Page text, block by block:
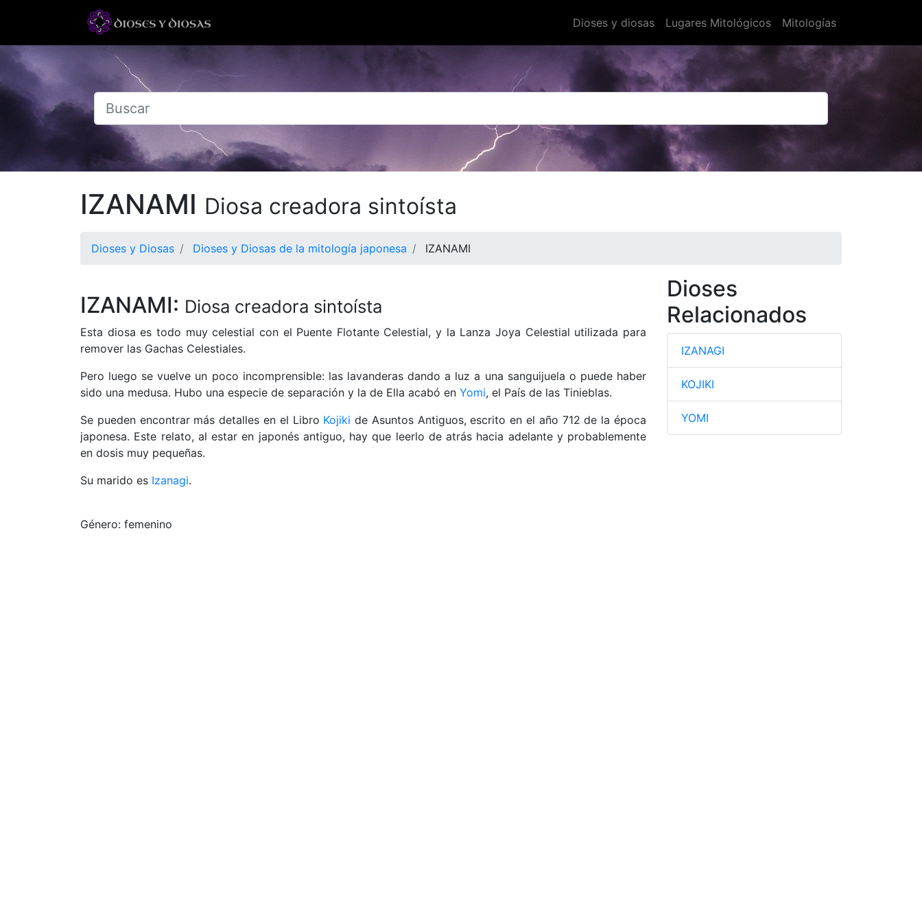
Dioses y diosas Lugares Mitológicos Mitologías
IZANAMI Diosa creadora sintoísta
Dioses y Diosas Dioses y Diosas de la mitología japonesa IZANAMI
IZANAMI: Diosa creadora sintoísta
Esta diosa es todo muy celestial con el Puente Flotante Celestial, y la Lanza Joya Celestial utilizada para
remover las Gachas Celestiales.
Pero luego se vuelve un poco incomprensible: las lavanderas dando a luz a una sanguijuela o puede haber
sido una medusa. Hubo una especie de separación y la de Ella acabó en Yomi, el País de las Tinieblas.
Se pueden encontrar más detalles en el Libro Kojiki de Asuntos Antiguos, escrito en el año 712 de la época
japonesa. Este relato, al estar en japonés antiguo, hay que leerlo de atrás hacia adelante y probablemente
en dosis muy pequeñas.
Su marido es Izanagi.
Género: femenino
Dioses
Relacionados
IZANAGI
KOJIKI
YOMI